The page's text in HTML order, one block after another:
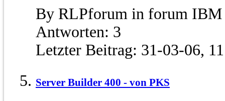
By RLPforum in forum
Antworten: 3
Letzter Beitrag: 31-03-06,
Server Builder 400 - von PKS